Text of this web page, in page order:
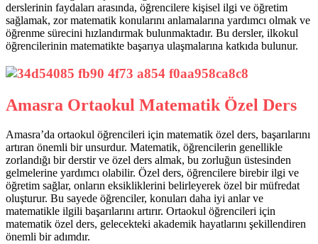
derslerinin faydaları arasında, öğrencilere kişisel ilgi ve öğretim
sağlamak, zor matematik konularını anlamalarına yardımcı olmak ve
öğrenme sürecini hızlandırmak bulunmaktadır. Bu dersler, ilkokul
öğrencilerinin matematikte başarıya ulaşmalarına katkıda bulunur.
Amasra Ortaokul Matematik Özel Ders
Amasra’da ortaokul öğrencileri için matematik özel ders, başarılarını
artıran önemli bir unsurdur. Matematik, öğrencilerin genellikle
zorlandığı bir derstir ve özel ders almak, bu zorluğun üstesinden
gelmelerine yardımcı olabilir. Özel ders, öğrencilere birebir ilgi ve
öğretim sağlar, onların eksikliklerini belirleyerek özel bir müfredat
oluşturur. Bu sayede öğrenciler, konuları daha iyi anlar ve
matematikle ilgili başarılarını artırır. Ortaokul öğrencileri için
matematik özel ders, gelecekteki akademik hayatlarını şekillendiren
önemli bir adımdır.